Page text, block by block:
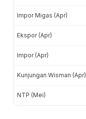
Impor Migas (Apr)
Ekspor (Apr)
Impor (Apr)
Kunjungan Wisman (Apr)
NTP (Mei)